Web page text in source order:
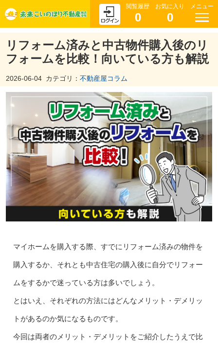
閲覧履歴
0
お気に入り
0
メニュー
リフォーム済みと中古物件購入後のリ
フォームを比較！向いている方も解説
2026-06-04 カテゴリ： 不動産屋コラム
マイホームを購入する際、すでにリフォーム済みの物件を
購入するか、それとも中古住宅の購入後に自分でリフォー
ムをするかで迷っている方は多いでしょう。
とはいえ、それぞれの方法にはどんなメリット・デメリッ
トがあるのか気になるものです。
今回は両者のメリット・デメリットをご紹介したうえで比